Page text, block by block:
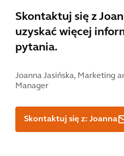
Skontaktuj się z
uzyskać więcej
pytania.
Joanna Jasińska, Marketing
Manager
Skontaktuj się z: Joanna